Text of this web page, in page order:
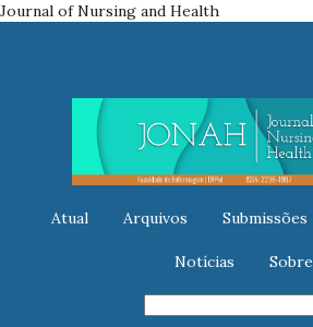
Journal of Nursing and Health
Atual Arquivos Submissões
Notícias Sobre